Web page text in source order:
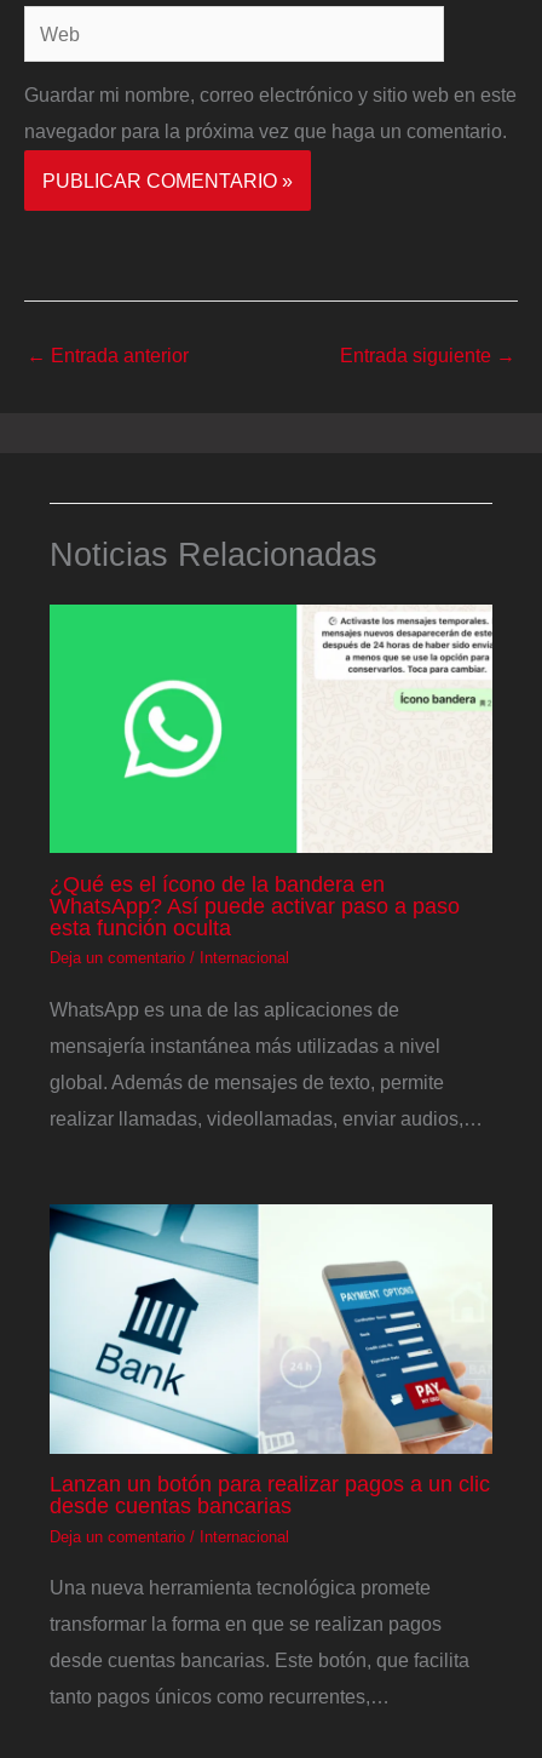
Web
Guardar mi nombre, correo electrónico y sitio web en este
navegador para la próxima vez que haga un comentario.
← Entrada anterior Entrada siguiente →
Noticias Relacionadas
¿Qué es el ícono de la bandera en
WhatsApp? Así puede activar paso a paso
esta función oculta
Deja un comentario / Internacional
WhatsApp es una de las aplicaciones de
mensajería instantánea más utilizadas a nivel
global. Además de mensajes de texto, permite
realizar llamadas, videollamadas, enviar audios,…
Lanzan un botón para realizar pagos a un clic
desde cuentas bancarias
Deja un comentario / Internacional
Una nueva herramienta tecnológica promete
transformar la forma en que se realizan pagos
desde cuentas bancarias. Este botón, que facilita
tanto pagos únicos como recurrentes,…